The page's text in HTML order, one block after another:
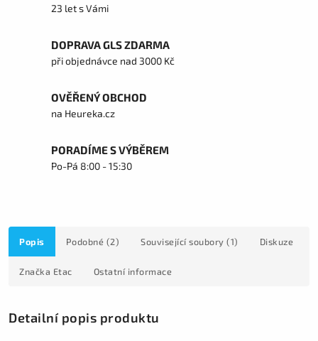
23 let s Vámi
DOPRAVA GLS ZDARMA
při objednávce nad 3000 Kč
OVĚŘENÝ OBCHOD
na Heureka.cz
PORADÍME S VÝBĚREM
Po-Pá 8:00 - 15:30
Popis Podobné (2) Související soubory (1) Diskuze
Značka Etac Ostatní informace
Detailní popis produktu